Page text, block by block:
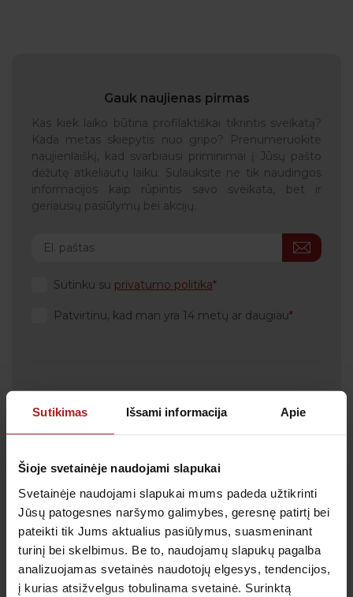
Sutikimas Išsami informacija Apie
Šioje svetainėje naudojami slapukai
Svetainėje naudojami slapukai mums padeda užtikrinti
Jūsų patogesnes naršymo galimybes, geresnę patirtį bei
pateikti tik Jums aktualius pasiūlymus, suasmeninant
turinį bei skelbimus. Be to, naudojamų slapukų pagalba
analizuojamas svetainės naudotojų elgesys, tendencijos,
į kurias atsižvelgus tobulinama svetainė. Surinktą
Gauk naujienas pirmas
Kas kiek laiko būtina profilaktiškai tikrintis sveikatą?
Kada metas skiepytis nuo gripo? Prenumeruokite
naujienlaiškį, kad svarbiausi priminimai į Jūsų pašto
dėžutę atkeliautų laiku. Sulauksite ne tik naudingos
informacijos kaip rūpintis savo sveikata, bet ir
geriausių pasiūlymų bei akcijų.
Sutinku su privatumo politika
Patvirtinu, kad man yra 14 metų ar daugiau
Klientų aptarnavimas
Tel.:+370 700 55 511
apmokestinami pagal Jūsų ryšio operatoriaus
taikomą tarifą.
El. paštas:pagalba@anteja.lt
Darbo laikas:
I-V 7:00 – 19:00